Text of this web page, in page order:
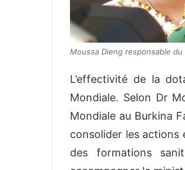
Moussa Dieng responsable
L’effectivité de la
Mondiale. Selon Dr
Mondiale au Burkina
consolider les actions
des formations